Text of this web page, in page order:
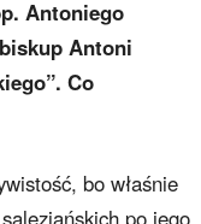
Antoniego
Antoni
Co
bo właśnie